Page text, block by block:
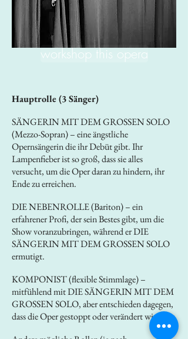
workshop this opera
Hauptrolle (3 Sänger)
SÄNGERIN MIT DEM GROSSEN SOLO
(Mezzo-Sopran) – eine ängstliche
Opernsängerin die ihr Debüt gibt. Ihr
Lampenfieber ist so groß, dass sie alles
versucht, um die Oper daran zu hindern, ihr
Ende zu erreichen.
DIE NEBENROLLE (Bariton) – ein
erfahrener Profi, der sein Bestes gibt, um die
Show voranzubringen, während er DIE
SÄNGERIN MIT DEM GROSSEN SOLO
ermutigt.
KOMPONIST (flexible Stimmlage) –
mitfühlend mit DIE SÄNGERIN MIT DEM
GROSSEN SOLO, aber entschieden dagegen,
dass die Oper gestoppt oder verändert wird.